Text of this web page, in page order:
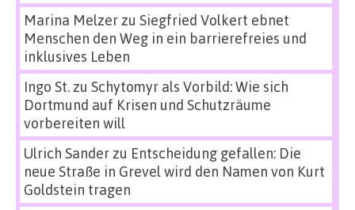
Marina Melzerzu Siegfried Volkert ebnet
Menschen den Weg in ein barrierefreies und
inklusives Leben
Ingo St.zu Schytomyr als Vorbild: Wie sich
Dortmund auf Krisen und Schutzräume
vorbereiten will
Ulrich Sanderzu Entscheidung gefallen: Die
neue Straße in Grevel wird den Namen von Kurt
Goldstein tragen